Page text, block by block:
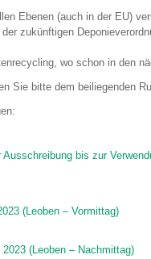
Ebenen (auch in der EU)
zukünftigen
wo schon in den
Sie bitte dem beiliegenden
bis zur
(Leoben – Vormittag)
(Leoben – Nachmittag)